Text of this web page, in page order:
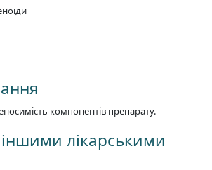
компонентів препарату.
іншими лікарськими